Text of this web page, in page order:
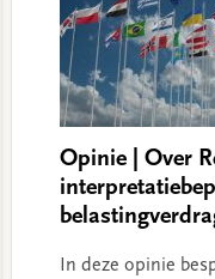
Opinie | Over
In deze opinie